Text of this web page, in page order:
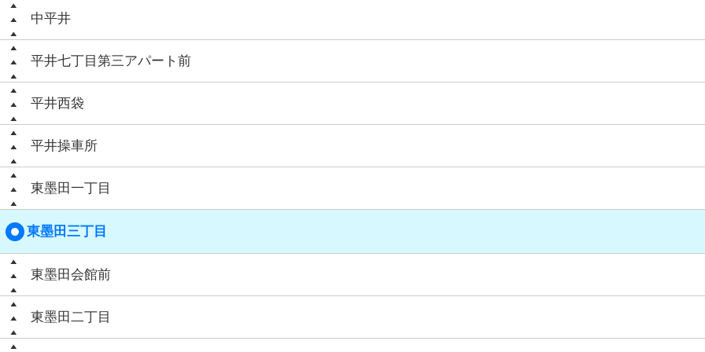
中平井
平井七丁目第三アパート前
平井西袋
平井操車所
東墨田一丁目
東墨田三丁目
東墨田会館前
東墨田二丁目